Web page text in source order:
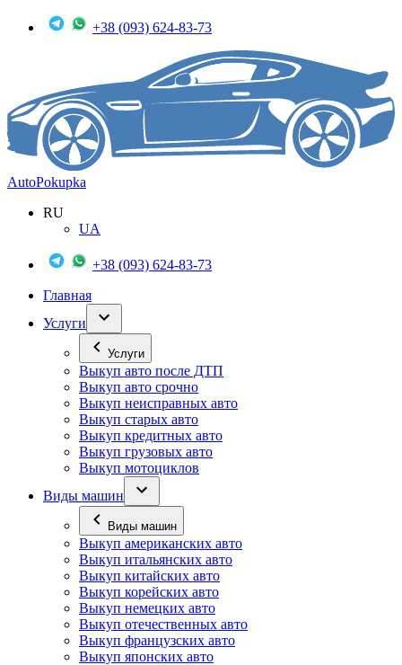
+38 (093) 624-83-73
AutoPokupka
RU
UA
+38 (093) 624-83-73
Главная
Услуги
Услуги
Выкуп авто после ДТП
Выкуп авто срочно
Выкуп неисправных авто
Выкуп старых авто
Выкуп кредитных авто
Выкуп грузовых авто
Выкуп мотоциклов
Виды машин
Виды машин
Выкуп американских авто
Выкуп итальянских авто
Выкуп китайских авто
Выкуп корейских авто
Выкуп немецких авто
Выкуп отечественных авто
Выкуп французских авто
Выкуп японских авто